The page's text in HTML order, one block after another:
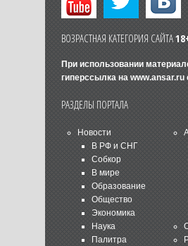
ВОЗРАСТНАЯ КАТЕГОРИЯ САЙТА
При использовании
гиперссылка на www.ansar.ru
РАЗДЕЛЫ ПОРТАЛА
Новости
В РФ и СНГ
Собкор
В мире
Образование
Общество
Экономика
Наука
Палитра